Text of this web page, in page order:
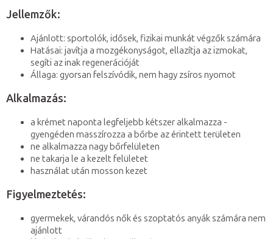
Jellemzők:
Ajánlott: sportolók, idősek, fizikai munkát végzők számára
Hatásai: javítja a mozgékonyságot, ellazítja az izmokat,
segíti az inak regenerációját
Állaga: gyorsan felszívódik, nem hagy zsíros nyomot
Alkalmazás:
a krémet naponta legfeljebb kétszer alkalmazza -
gyengéden masszírozza a bőrbe az érintett területen
ne alkalmazza nagy bőrfelületen
ne takarja le a kezelt felületet
használat után mosson kezet
Figyelmeztetés:
gyermekek, várandós nők és szoptatós anyák számára nem
ajánlott